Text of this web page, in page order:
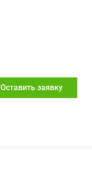
Оставить заявку